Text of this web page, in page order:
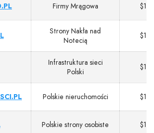
Firmy Mrągowa $13
Strony Nakła nad
Notecią
$13
Infrastruktura sieci
Polski
$13
Polskie nieruchomości $13
Polskie strony osobiste $13